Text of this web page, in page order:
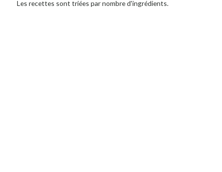
Les recettes sont triées par nombre d'ingrédients.